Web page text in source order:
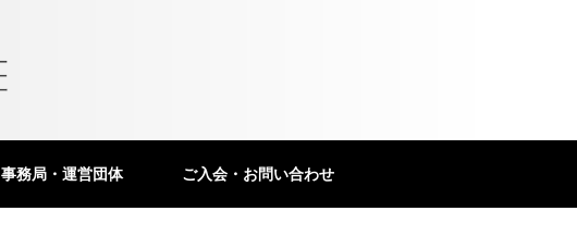
事務局・運営団体 ご入会・お問い合わせ